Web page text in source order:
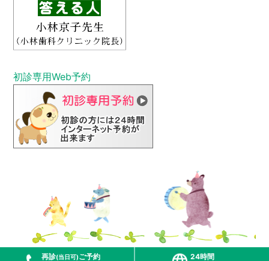
再診(当日可)ご予約 24時間
初診専⽤Web予約